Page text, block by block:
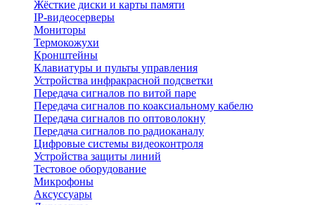
Жёсткие диски и карты памяти
IP-видеосерверы
Мониторы
Термокожухи
Кронштейны
Клавиатуры и пульты управления
Устройства инфракрасной подсветки
Передача сигналов по витой паре
Передача сигналов по коаксиальному кабелю
Передача сигналов по оптоволокну
Передача сигналов по радиоканалу
Цифровые системы видеоконтроля
Устройства защиты линий
Тестовое оборудование
Микрофоны
Аксуссуары